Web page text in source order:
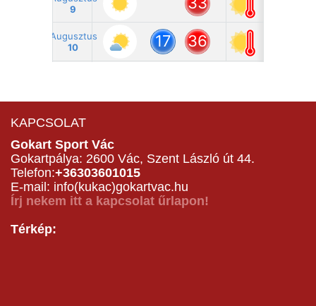
KAPCSOLAT
Gokart Sport Vác
Gokartpálya: 2600 Vác, Szent László út 44.
Telefon:+36303601015
E-mail: info(kukac)gokartvac.hu
Írj nekem itt a kapcsolat űrlapon!
Térkép: